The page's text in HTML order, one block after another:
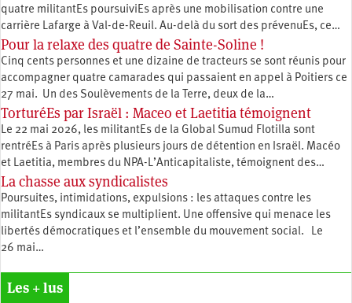
quatre militantEs poursuiviEs après une mobilisation contre une
carrière Lafarge à Val-de-Reuil. Au-delà du sort des prévenuEs, ce…
Pour la relaxe des quatre de Sainte-Soline !
Cinq cents personnes et une dizaine de tracteurs se sont réunis pour
accompagner quatre camarades qui passaient en appel à Poitiers ce
27 mai. Un des Soulèvements de la Terre, deux de la…
TorturéEs par Israël : Maceo et Laetitia témoignent
Le 22 mai 2026, les militantEs de la Global Sumud Flotilla sont
rentréEs à Paris après plusieurs jours de détention en Israël. Macéo
et Laetitia, membres du ‪NPA-L’Anticapitaliste, témoignent des…
La chasse aux syndicalistes
Poursuites, intimidations, expulsions : les attaques contre les
militantEs syndicaux se multiplient. Une offensive qui menace les
libertés démocratiques et l’ensemble du mouvement social. Le
26 mai…
Les + lus